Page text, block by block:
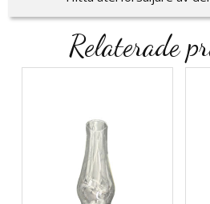
Relaterade